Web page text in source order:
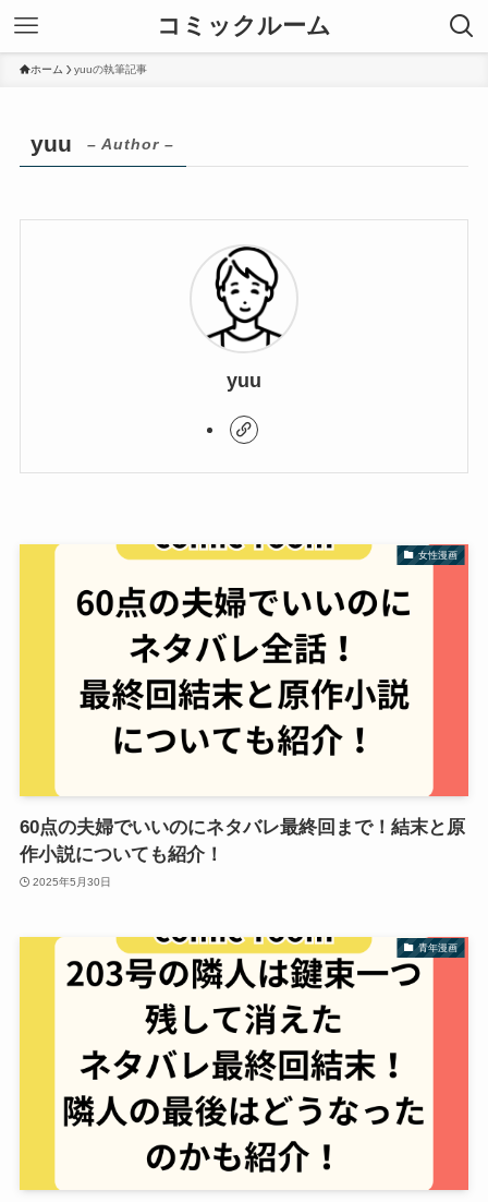
コミックルーム
ホーム yuuの執筆記事
yuu – Author –
yuu
女性漫画
60点の夫婦でいいのにネタバレ最終回まで！結末と原
作小説についても紹介！
2025年5月30日
青年漫画